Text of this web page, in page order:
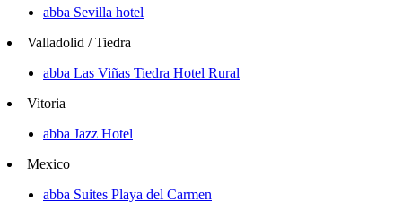
abba Sevilla hotel
Valladolid / Tiedra
abba Las Viñas Tiedra Hotel Rural
Vitoria
abba Jazz Hotel
Mexico
abba Suites Playa del Carmen